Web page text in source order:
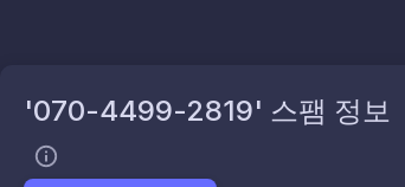
'070-4499-2819' 스팸 정보